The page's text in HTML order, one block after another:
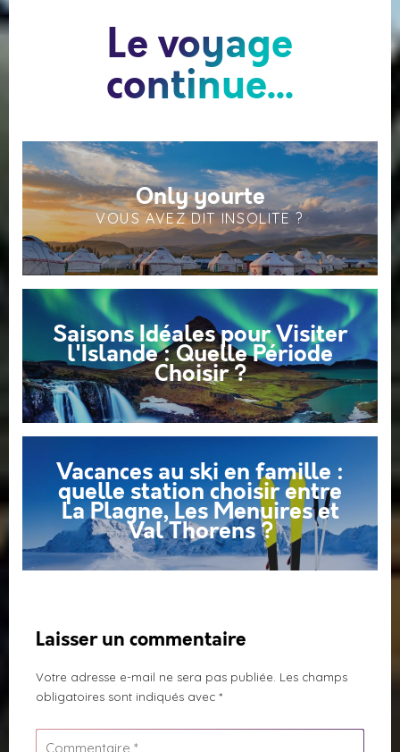
Le voyage
continue...
Only yourte
VOUS AVEZ DIT INSOLITE ?
Saisons Idéales pour Visiter
l'Islande : Quelle Période
Choisir ?
Vacances au ski en famille :
quelle station choisir entre
La Plagne, Les Menuires et
Val Thorens ?
Laisser un commentaire
Votre adresse e-mail ne sera pas publiée. Les champs
obligatoires sont indiqués avec *